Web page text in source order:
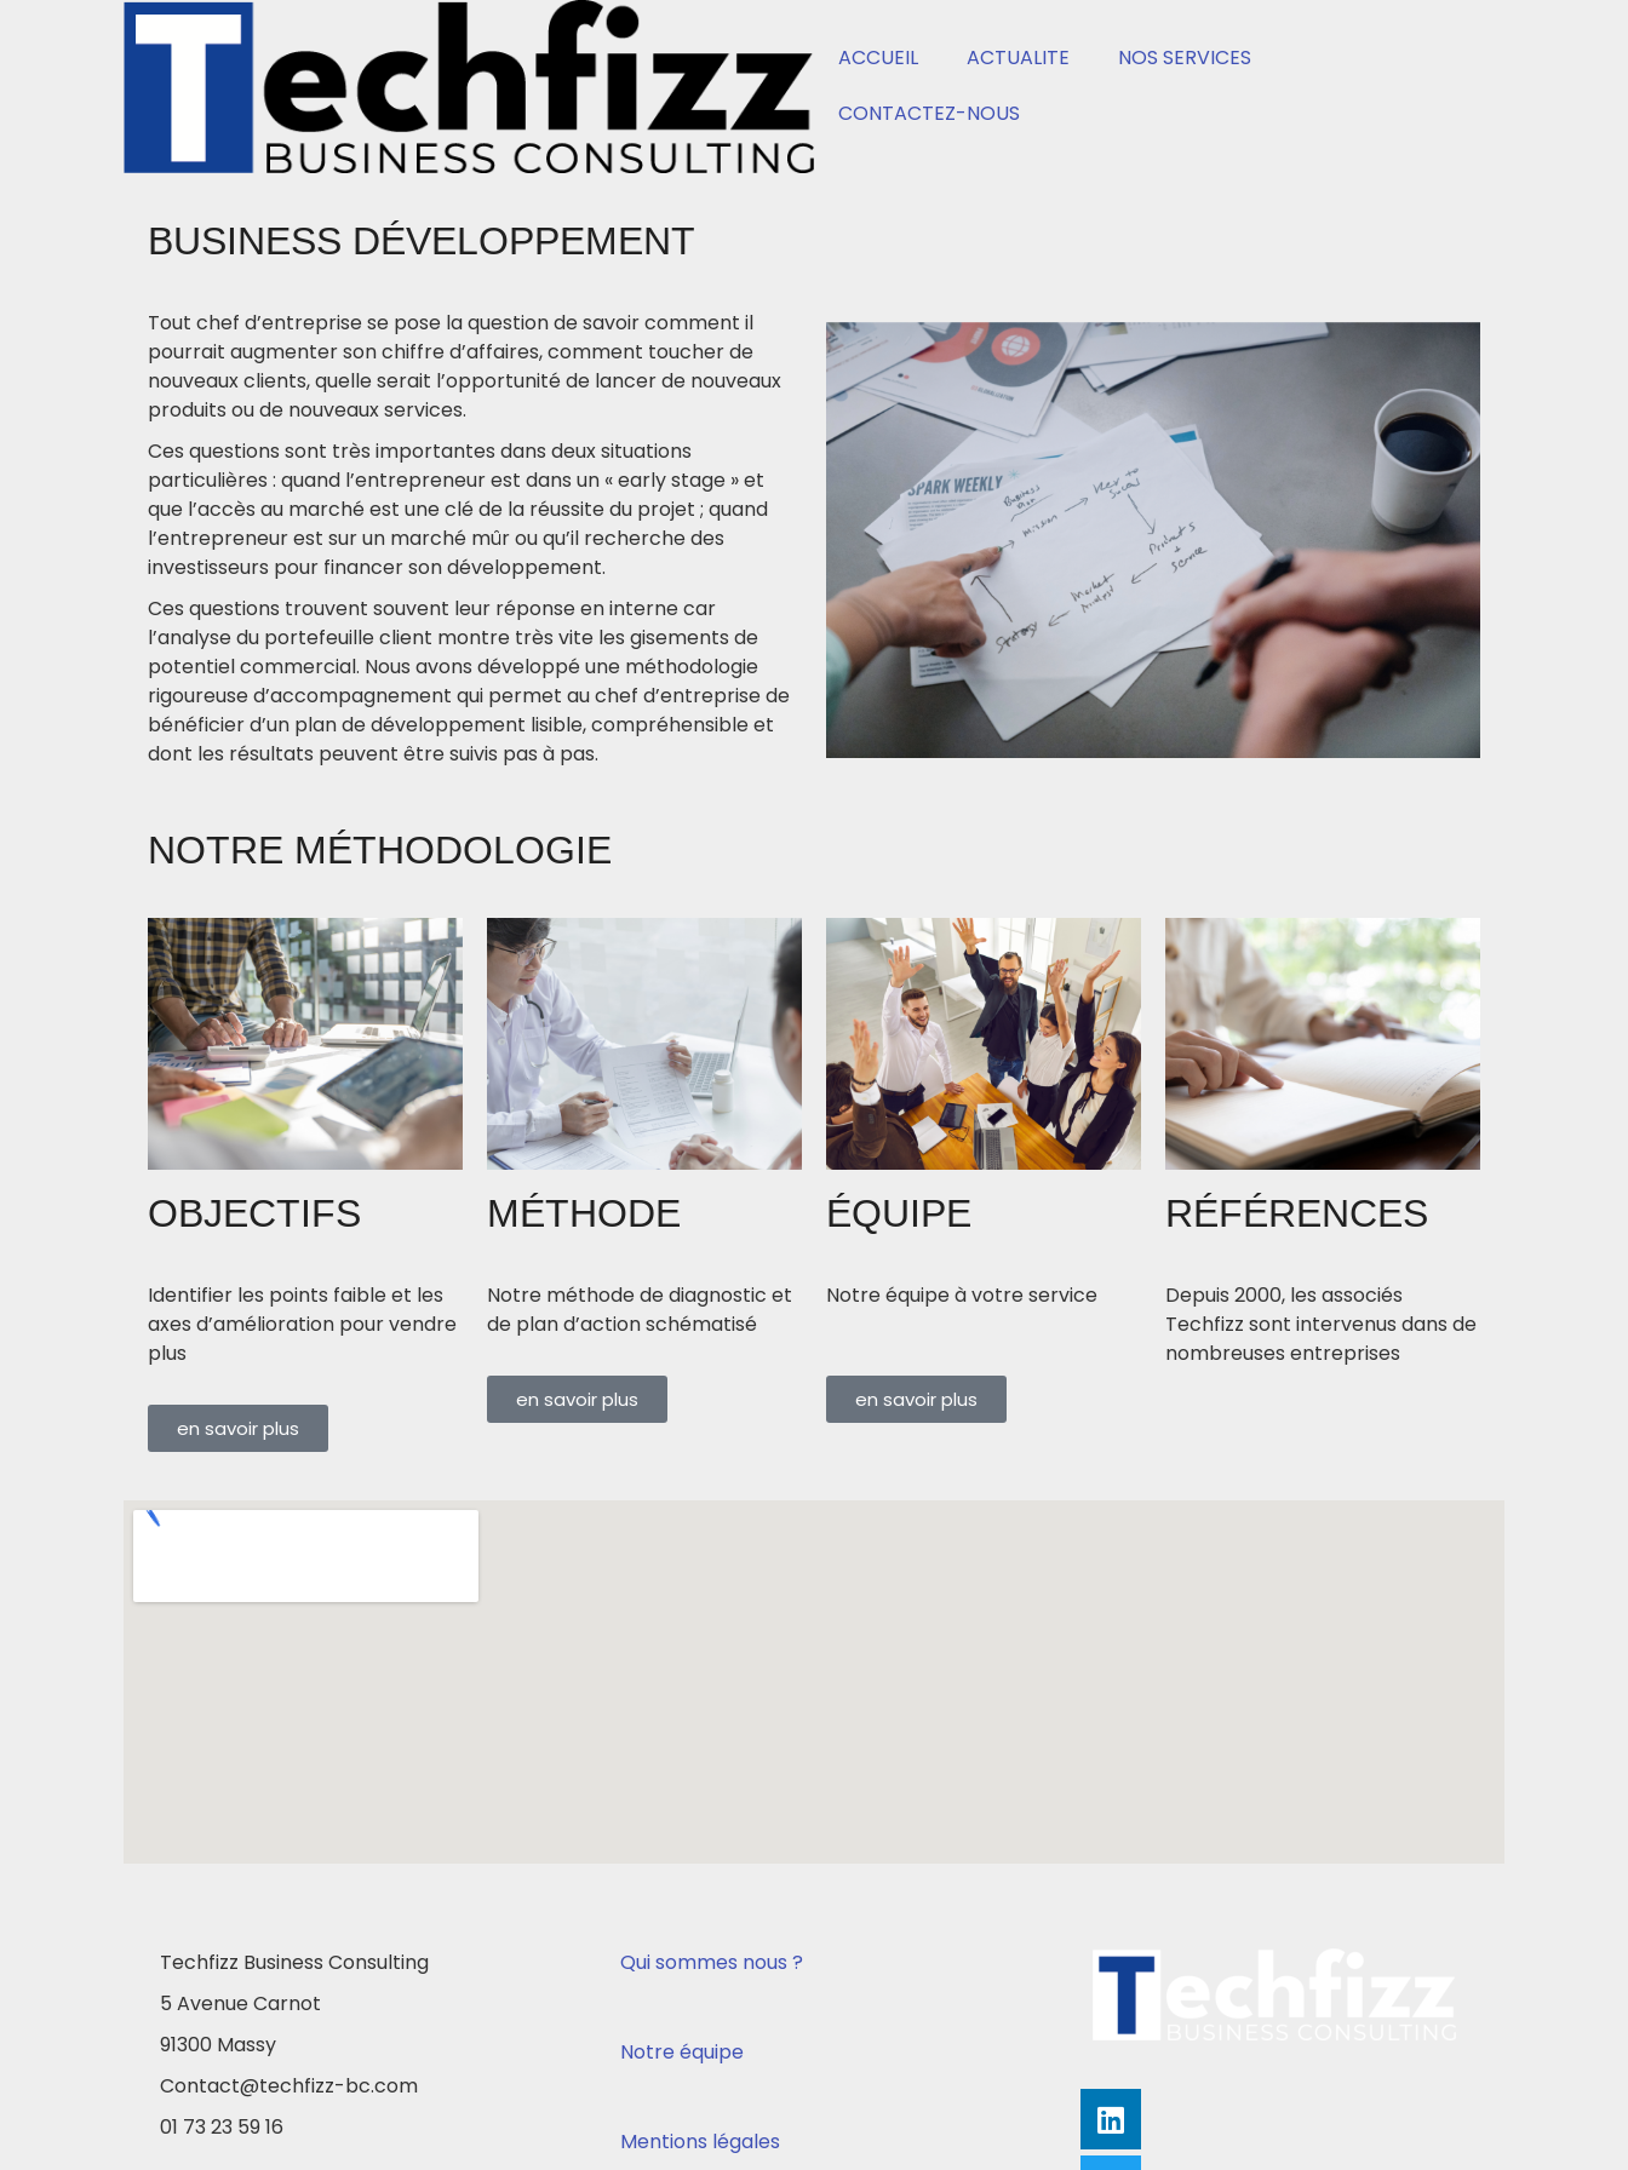
ACCUEIL ACTUALITE
NOS SERVICES
CONTACTEZ-NOUS
BUSINESS DÉVELOPPEMENT
Tout chef d’entreprise se pose la question de savoir comment il
pourrait augmenter son chiffre d’affaires, comment toucher de
nouveaux clients, quelle serait l’opportunité de lancer de nouveaux
produits ou de nouveaux services.
Ces questions sont très importantes dans deux situations
particulières : quand l’entrepreneur est dans un « early stage » et
que l’accès au marché est une clé de la réussite du projet ; quand
l’entrepreneur est sur un marché mûr ou qu’il recherche des
investisseurs pour financer son développement.
Ces questions trouvent souvent leur réponse en interne car
l’analyse du portefeuille client montre très vite les gisements de
potentiel commercial. Nous avons développé une méthodologie
rigoureuse d’accompagnement qui permet au chef d’entreprise de
bénéficier d’un plan de développement lisible, compréhensible et
dont les résultats peuvent être suivis pas à pas.
NOTRE MÉTHODOLOGIE
OBJECTIFS
Identifier les points faible et les
axes d’amélioration pour vendre
plus
en savoir plus
MÉTHODE
Notre méthode de diagnostic et
de plan d’action schématisé
en savoir plus
ÉQUIPE
Notre équipe à votre service
en savoir plus
RÉFÉRENCES
Depuis 2000, les associés
Techfizz sont intervenus dans de
nombreuses entreprises
Techfizz Business Consulting
5 Avenue Carnot
91300 Massy
Contact@techfizz-bc.com
01 73 23 59 16
Qui sommes nous ?
Notre équipe
Mentions légales